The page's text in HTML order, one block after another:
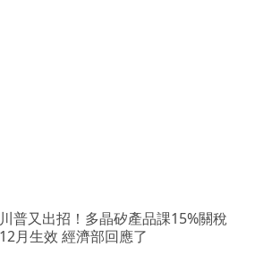
川普又出招！多晶矽產品課15%關稅
12月生效 經濟部回應了